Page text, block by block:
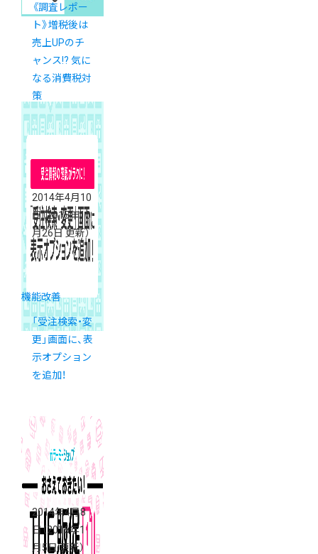
《調査レポー
ト》増税後は
売上UPのチ
ャンス!? 気に
なる消費税対
策
2014年4月10
日（2015年10
月26日 更新）
機能改善
「受注検索・変
更」画面に、表
示オプション
を追加！
2014年4月8
日（2016年1
月5日 更新）